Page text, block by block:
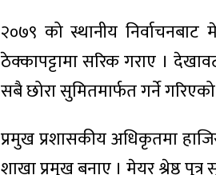
२०७९ को स्थानीय
ठेक्कापट्टामा सरिक गराए ।
सबै छोरा सुमितमार्फत गर्ने
प्रमुख प्रशासकीय अधिकृतमा
शाखा प्रमुख बनाए । मेयर श्रेष्ठ